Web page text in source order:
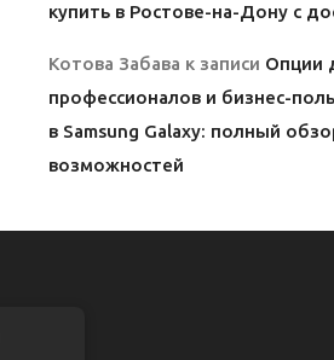
купить в Ростове-на-Дону с
Котова Забава к записи Опции
профессионалов и бизнес-
в Samsung Galaxy: полный
возможностей